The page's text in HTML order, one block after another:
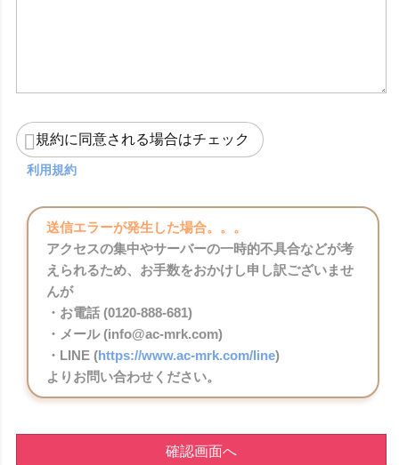
規約に同意される場合はチェック
利用規約
送信エラーが発生した場合。。。
アクセスの集中やサーバーの一時的不具合などが考
えられるため、お手数をおかけし申し訳ございませ
んが
・お電話 (0120-888-681)
・メール (info@ac-mrk.com)
・LINE (https://www.ac-mrk.com/line)
よりお問い合わせください。
確認画面へ